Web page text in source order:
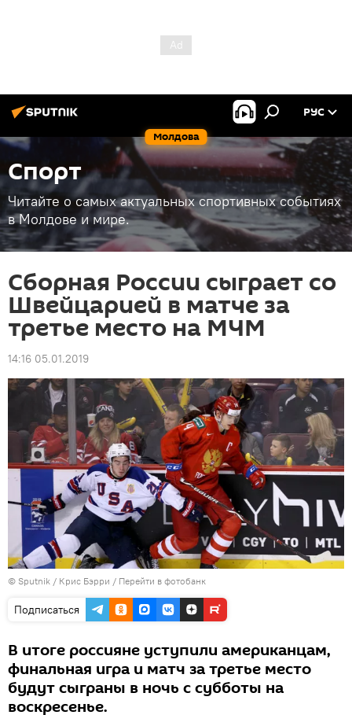
Молдова
РУС
Спорт
Читайте о самых актуальных спортивных событиях
в Молдове и мире.
Сборная России сыграет со
Швейцарией в матче за
третье место на МЧМ
14:16 05.01.2019
© Sputnik / Крис Бэрри / Перейти в фотобанк
Подписаться
В итоге россияне уступили американцам,
финальная игра и матч за третье место
будут сыграны в ночь с субботы на
воскресенье.